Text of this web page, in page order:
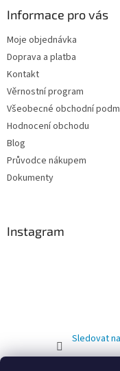
Informace pro vás
Moje objednávka
Doprava a platba
Kontakt
Věrnostní program
Všeobecné obchodní
Hodnocení obchodu
Blog
Průvodce nákupem
Dokumenty
Instagram
Sledovat